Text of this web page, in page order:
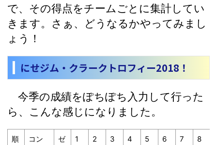
で、その得点をチームごとに集計してい
きます。さぁ、どうなるかやってみまし
ょう！
にせジム・クラークトロフィー2018！
今季の成績をぽちぽち入力して行った
ら、こんな感じになりました。
順
コン
ゼ
1 2 3 4 5 6 7 8